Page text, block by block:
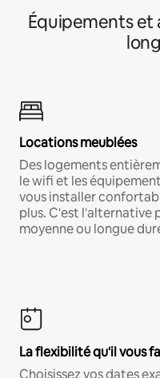
Équipements et
Locations meublées
Des logements
le wifi et les
vous installer
plus. C'est l'alternative
moyenne ou longue
La flexibilité qu'il vous